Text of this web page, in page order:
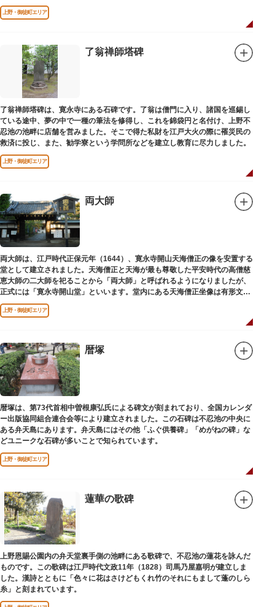
碑にその名残がわずかに残るだけです。
上野・御徒町エリア
了翁禅師塔碑
了翁禅師塔碑は、寛永寺にある石碑です。了翁は僧門に入り、諸国を巡錫し
ている途中、夢の中で一種の筆法を修得し、これを錦袋円と名付け、上野不
忍池の池畔に店舗を営みました。そこで得た私財を江戸大火の際に罹災民の
救済に投じ、また、勧学寮という学問所などを建立し教育に尽力しました。
上野・御徒町エリア
両大師
両大師は、江戸時代正保元年（1644）、寛永寺開山天海僧正の像を安置する
堂として建立されました。天海僧正と天海が最も尊敬した平安時代の高僧慈
恵大師の二大師を祀ることから「両大師」と呼ばれるようになりましたが、
正式には「寛永寺開山堂」といいます。堂内にある天海僧正坐像は有形文化
財に指定されています。
上野・御徒町エリア
暦塚
暦塚は、第73代首相中曽根康弘氏による碑文が刻まれており、全国カレンダ
ー出版協同組合連合会等により建立されました。この石碑は不忍池の中央に
ある弁天島にあります。弁天島にはその他「ふぐ供養碑」「めがねの碑」な
どユニークな石碑が多いことで知られています。
上野・御徒町エリア
蓮華の歌碑
上野恩賜公園内の弁天堂裏手側の池畔にある歌碑で、不忍池の蓮花を詠んだ
ものです。この歌碑は江戸時代文政11年（1828）司馬乃屋嘉明が建立しま
した。漢詩とともに「色々に花はさけどもくれ竹のそれにもまして蓬のしら
糸」と刻まれています。